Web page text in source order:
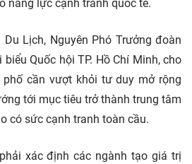
năng lực cạnh tranh quốc tế.
Lịch, Nguyên Phó Trưởng đoàn
Quốc hội TP. Hồ Chí Minh, cho
phố cần vượt khỏi tư duy mở rộng
tới mục tiêu trở thành trung tâm
có sức cạnh tranh toàn cầu.
xác định các ngành tạo giá trị